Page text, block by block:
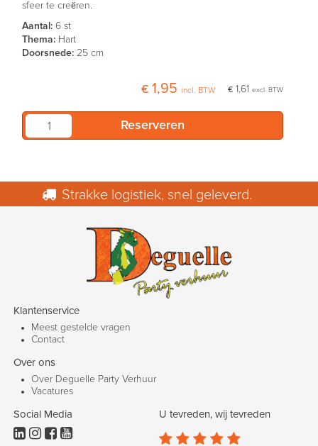
sfeer te creëren.
Aantal: 6 st
Thema: Hart
Doorsnede: 25 cm
€ 1,61 excl. BTW
€ 1,95 incl. BTW
Strakke logistiek, snel geleverd.
Klantenservice
Meest gestelde vragen
Contact
Over ons
Over Deguelle Party Verhuur
Vacatures
Social Media
   
U tevreden, wij tevreden
    